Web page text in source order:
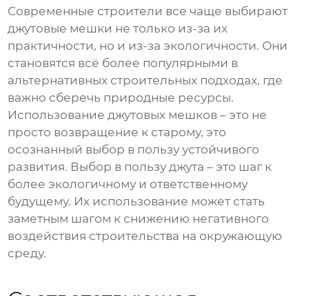
Современные строители все чаще выбирают
джутовые мешки не только из-за их
практичности, но и из-за экологичности. Они
становятся всё более популярными в
альтернативных строительных подходах, где
важно сберечь природные ресурсы.
Использование джутовых мешков – это не
просто возвращение к старому, это
осознанный выбор в пользу устойчивого
развития. Выбор в пользу джута – это шаг к
более экологичному и ответственному
будущему. Их использование может стать
заметным шагом к снижению негативного
воздействия строительства на окружающую
среду.